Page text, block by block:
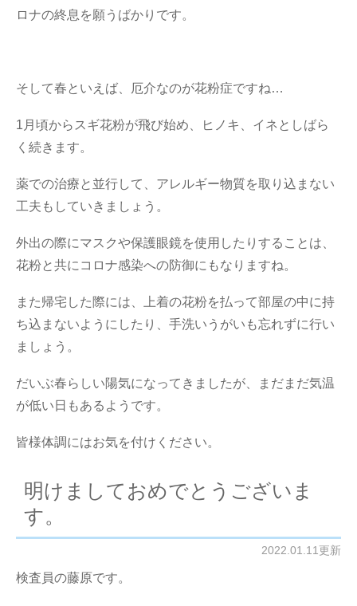
ロナの終息を願うばかりです。
そして春といえば、厄介なのが花粉症ですね…
1月頃からスギ花粉が飛び始め、ヒノキ、イネとしばら
く続きます。
薬での治療と並行して、アレルギー物質を取り込まない
工夫もしていきましょう。
外出の際にマスクや保護眼鏡を使用したりすることは、
花粉と共にコロナ感染への防御にもなりますね。
また帰宅した際には、上着の花粉を払って部屋の中に持
ち込まないようにしたり、手洗いうがいも忘れずに行い
ましょう。
だいぶ春らしい陽気になってきましたが、まだまだ気温
が低い日もあるようです。
皆様体調にはお気を付けください。
明けましておめでとうございま
す。
2022.01.11更新
検査員の藤原です。